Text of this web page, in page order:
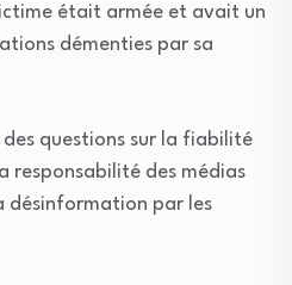
était armée et avait un
démenties par sa
questions sur la fiabilité
responsabilité des médias
désinformation par les